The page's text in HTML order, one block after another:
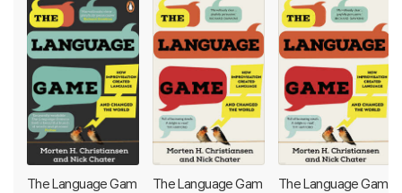
The Language Gam
The Language Gam
The Language Gam